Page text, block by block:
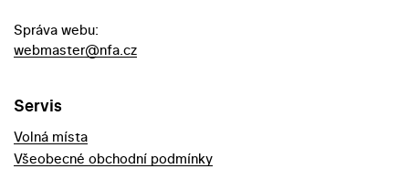
Správa webu:
webmaster@nfa.cz
Servis
Volná místa
Všeobecné obchodní podmínky